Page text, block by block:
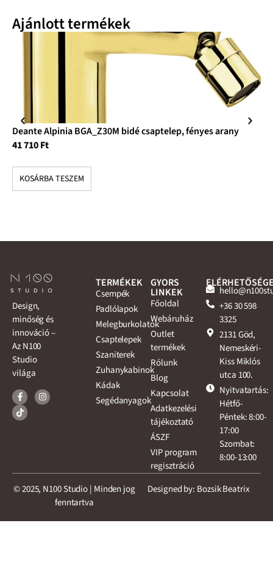
Ajánlott termékek
Deante Alpinia BGA_Z30M bidé csaptelep, fényes arany
41 710Ft
KOSÁRBA TESZEM
Design,
minőség és
innováció –
Az N100
Studio
világa
TERMÉKEK
Csempék
Padlólapok
Melegburkolatok
Csaptelepek
Szaniterek
Zuhanykabinok
Kádak
Segédanyagok
GYORS
LINKEK
Főoldal
Webáruház
Outlet
termékek
Rólunk
Blog
Kapcsolat
Adatkezelési
tájékoztató
ÁSZF
VIP program
regisztráció
+36 30 598
3325
2131 Göd,
Nemeskéri-
Kiss Miklós
utca 100.
Nyitvatartás:
Hétfő-
Péntek: 8:00-
17:00
Szombat:
8:00-13:00
© 2025, N100 Studio | Minden jog
fenntartva
Designed by: Bozsik Beatrix